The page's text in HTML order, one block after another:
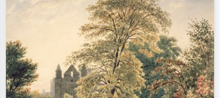
Monet, Gwiaździsta noc,
impresjonizm, fala Hokusaia, akt.
abstrakcja z czerwienią, ciemny olej,
stojący akt obok drzewa.